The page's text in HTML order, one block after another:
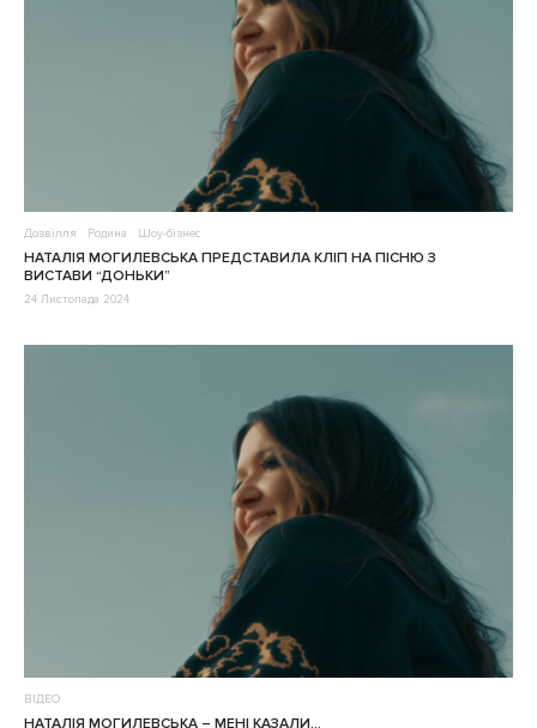
Дозвілля Родина Шоу-бізнес
НАТАЛІЯ МОГИЛЕВСЬКА ПРЕДСТАВИЛА КЛІП НА ПІСНЮ З
ВИСТАВИ “ДОНЬКИ”
24 Листопада 2024
ВІДЕО
НАТАЛІЯ МОГИЛЕВСЬКА – МЕНІ КАЗАЛИ…